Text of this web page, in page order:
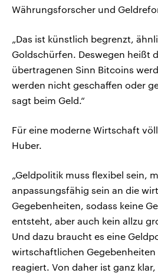
Währungsforscher und
„Das ist künstlich begrenzt,
Goldschürfen. Deswegen heißt
übertragenen Sinn Bitcoins
werden nicht geschaffen oder
sagt beim Geld.“
Für eine moderne Wirtschaft
Huber.
„Geldpolitik muss flexibel sein,
anpassungsfähig sein an die
Gegebenheiten, sodass keine
entsteht, aber auch kein allzu
Und dazu braucht es eine
wirtschaftlichen Gegebenheiten
reagiert. Von daher ist ganz